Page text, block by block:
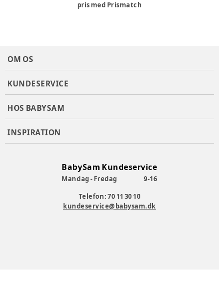
pris med Prismatch
OM OS
KUNDESERVICE
HOS BABYSAM
INSPIRATION
BabySam Kundeservice
Mandag - Fredag
9-16
Telefon: 70 11 30 10
kundeservice@babysam.dk